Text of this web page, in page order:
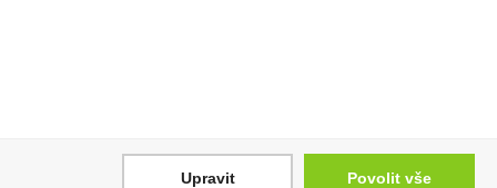
Upravit Povolit vše